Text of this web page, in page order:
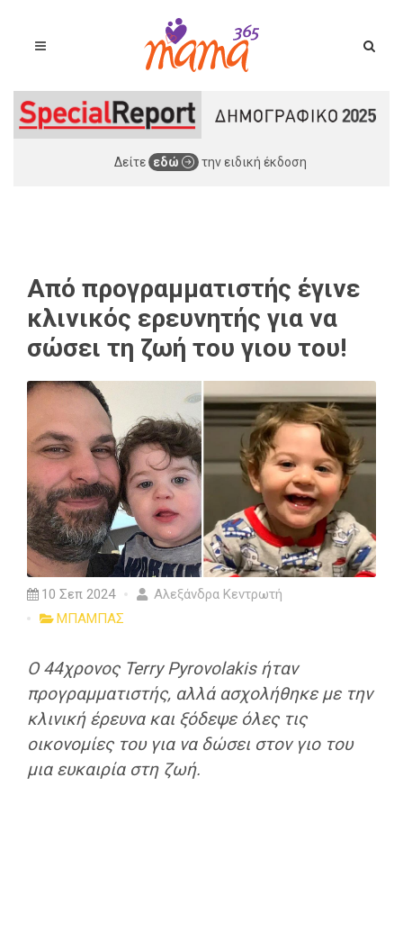
Δείτε εδώ την ειδική έκδοση
Από προγραμματιστής έγινε
κλινικός ερευνητής για να
σώσει τη ζωή του γιου του!
10 Σεπ 2024
Αλεξάνδρα Κεντρωτή
ΜΠΑΜΠΑΣ
Ο 44χρονος Terry Pyrovolakis ήταν
προγραμματιστής, αλλά ασχολήθηκε με την
κλινική έρευνα και ξόδεψε όλες τις
οικονομίες του για να δώσει στον γιο του
μια ευκαιρία στη ζωή.